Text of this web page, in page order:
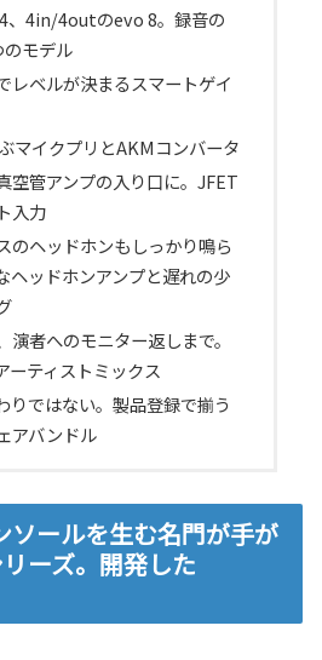
4in/4outのevo 8。録音の
モデル
レベルが決まるスマートゲイ
マイクプリとAKMコンバータ
空管アンプの入り口に。JFET
入力
のヘッドホンもしっかり鳴ら
ヘッドホンアンプと遅れの少
演者へのモニター返しまで。
ーティストミックス
りではない。製品登録で揃う
アバンドル
ソールを生む名門が手が
ーズ。開発した